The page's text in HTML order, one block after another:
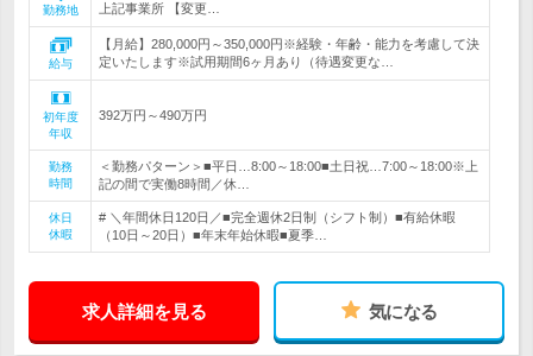
勤務地
上記事業所 【変更…
給与
【月給】280,000円～350,000円※経験・年齢・能力を考慮して決
定いたします※試用期間6ヶ月あり（待遇変更な…
初年度
年収
392万円～490万円
勤務
時間
＜勤務パターン＞■平日…8:00～18:00■土日祝…7:00～18:00※上
記の間で実働8時間／休…
休日
休暇
# ＼年間休日120日／■完全週休2日制（シフト制）■有給休暇
（10日～20日）■年末年始休暇■夏季…
求人詳細を見る 気になる